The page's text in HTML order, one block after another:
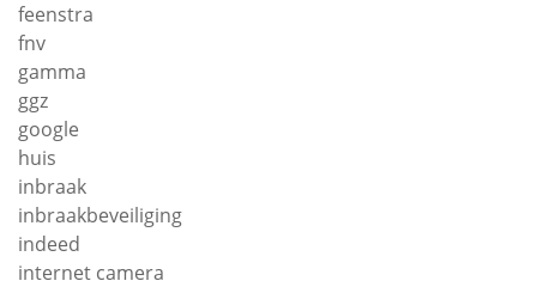
feenstra
fnv
gamma
ggz
google
huis
inbraak
inbraakbeveiliging
indeed
internet camera